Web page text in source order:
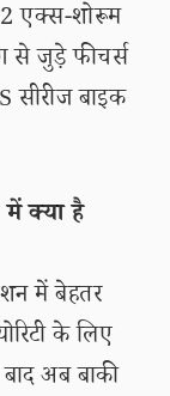
एक्स-शोरूम
से जुड़े फीचर्स
सीरीज बाइक
क्या है
में बेहतर
के लिए
अब बाकी